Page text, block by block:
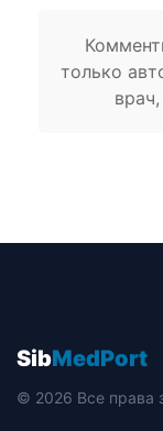
только
SibMedPort
© 2026 Все права